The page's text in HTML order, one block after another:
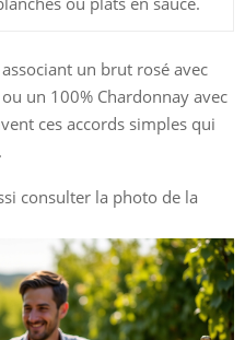
un brut rosé avec
un 100% Chardonnay avec
ces accords simples qui
consulter la photo de la